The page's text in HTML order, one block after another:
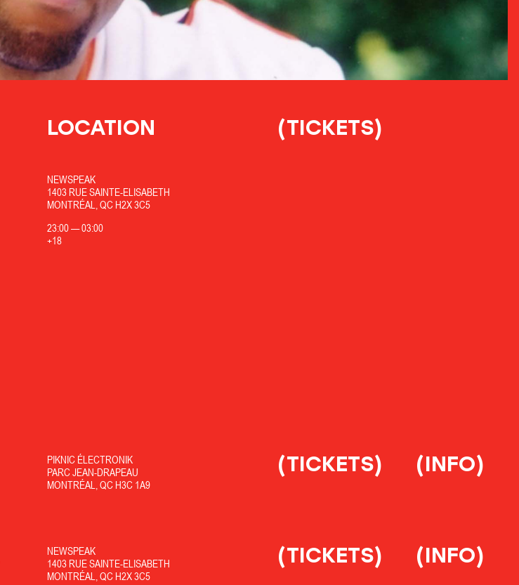
LOCATION (TICKETS)
NEWSPEAK
1403 RUE SAINTE-ELISABETH
MONTRÉAL, QC H2X 3C5
23:00—03:00
+18
PIKNIC ÉLECTRONIK
PARC JEAN-DRAPEAU
MONTRÉAL, QC H3C 1A9
(TICKETS) (INFO)
NEWSPEAK
1403 RUE SAINTE-ELISABETH
MONTRÉAL, QC H2X 3C5
(TICKETS) (INFO)